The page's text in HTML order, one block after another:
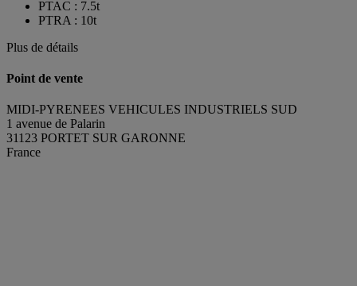
PTAC : 7.5t
PTRA : 10t
Plus de détails
Point de vente
MIDI-PYRENEES VEHICULES INDUSTRIELS SUD
1 avenue de Palarin
31123 PORTET SUR GARONNE
France